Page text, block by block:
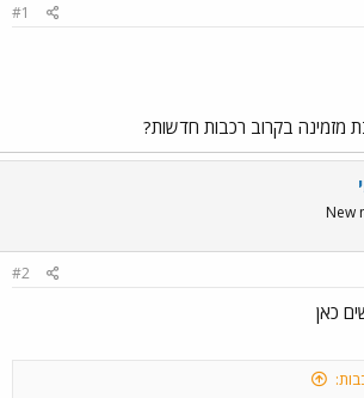
#1
מזמינה בקרוב רכבות חדשות?
New
#2
כאן